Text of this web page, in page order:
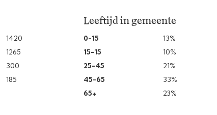
1420
1265
300
185
Leeftijd in gemeente
0-15
13%
15-15
10%
25-45
21%
45-65
33%
65+
23%